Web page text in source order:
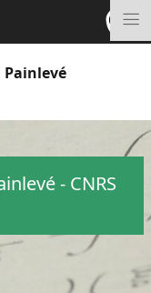
- CNRS